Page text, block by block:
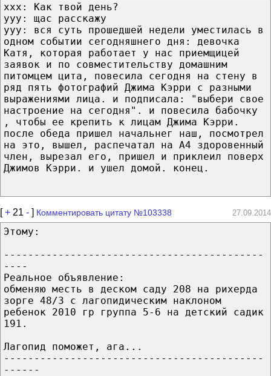
xxx: Как твой день?
yyy: щас расскажу
yyy: вся суть прошедшей недели уместилась в
одном событии сегодняшнего дня: девочка
Катя, которая работает у нас приемщицей
заявок и по совместительству домашним
питомцем цита, повесила сегодня на стену в
ряд пять фотографий Джима Кэрри с разными
выражениями лица. и подписала: "выбери свое
настроение на сегодня". и повесила бабочку
, чтобы ее крепить к лицам Джима Кэрри.
после обеда пришел начальнег наш, посмотрел
на это, вышел, распечатал на А4 здоровенный
член, вырезал его, пришел и приклеил поверх
Джимов Кэрри. и ушел домой. конец.
[+ 21 - ] Комментировать цитату №103338 27.09.2014
Этому:
-------------------------------------------
----
Реальное объявление:
обменяю месть в деском саду 208 на рихерда
зорге 48/3 с лагопидическим наклоном
ребенок 2010 гр группа 5-6 на детский садик
191.
Лагопид поможет, ага...
-------------------------------------------
------